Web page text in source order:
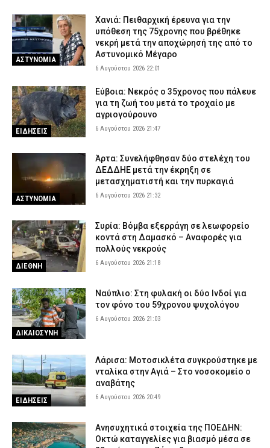
ΑΣΤΥΝΟΜΙΑ 6 Αυγούστου 2026 16:00
Τα νέα Canadair της Ελλάδας σε πρώτες εικόνες: Στη μάχη με
τις φλόγες ακόμη και τη νύχτα
6 Αυγούστου 2026 15:48
Φωτιά στην περιοχή Κολυμπάδα στην Σκύρο – Ισχυρή
κινητοποίηση της Πυροσβεστικής
ΕΙΔΗΣΕΙΣ 6 Αυγούστου 2026 15:35
πεζοδρομίου – Δείτε βίντεο
ΑΣΤΥΝΟΜΙΑ 6 Αυγούστου 2026 15:07
Τροχαίο στον Πύργο: Τραυματίστηκε σοβαρά ντελιβεράς μετά
από σφοδρή σύγκρουσης μηχανής με ΙΧ
ΑΣΤΥΝΟΜΙΑ
Χανιά: Πειθαρχική έρευνα για την
υπόθεση της 75χρονης που βρέθηκε
νεκρή μετά την αποχώρησή της από το
Αστυνομικό Μέγαρο
6 Αυγούστου 2026 22:01
ΕΙΔΗΣΕΙΣ
Εύβοια: Νεκρός ο 35χρονος που πάλευε
για τη ζωή του μετά το τροχαίο με
αγριογούρουνο
6 Αυγούστου 2026 21:47
ΑΣΤΥΝΟΜΙΑ
Άρτα: Συνελήφθησαν δύο στελέχη του
ΔΕΔΔΗΕ μετά την έκρηξη σε
μετασχηματιστή και την πυρκαγιά
6 Αυγούστου 2026 21:32
ΔΙΕΘΝΗ
Συρία: Βόμβα εξερράγη σε λεωφορείο
κοντά στη Δαμασκό – Αναφορές για
πολλούς νεκρούς
6 Αυγούστου 2026 21:18
ΔΙΚΑΙΟΣΥΝΗ
Ναύπλιο: Στη φυλακή οι δύο Ινδοί για
τον φόνο του 59χρονου ψυχολόγου
6 Αυγούστου 2026 21:03
ΕΙΔΗΣΕΙΣ
Λάρισα: Μοτοσικλέτα συγκρούστηκε με
νταλίκα στην Αγιά – Στο νοσοκομείο ο
αναβάτης
6 Αυγούστου 2026 20:49
Ανησυχητικά στοιχεία της ΠΟΕΔΗΝ:
Οκτώ καταγγελίες για βιασμό μέσα σε